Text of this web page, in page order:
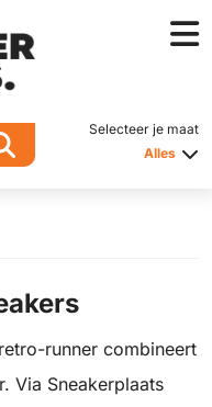
Selecteer je maat
Alles
runner combineert
Via Sneakerplaats